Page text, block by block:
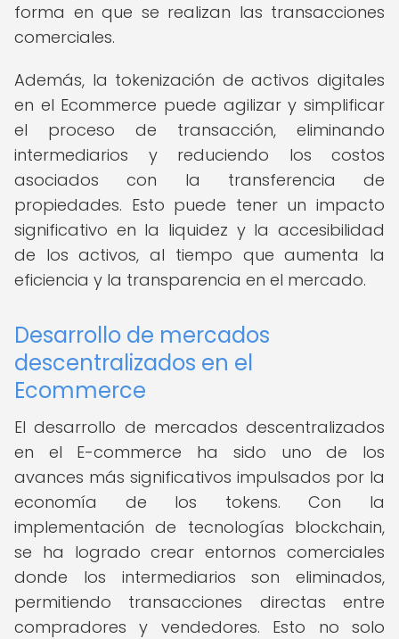
forma en que se realizan las transacciones
comerciales.
Además, la tokenización de activos digitales
en el Ecommerce puede agilizar y simplificar
el proceso de transacción, eliminando
intermediarios y reduciendo los costos
asociados con la transferencia de
propiedades. Esto puede tener un impacto
significativo en la liquidez y la accesibilidad
de los activos, al tiempo que aumenta la
eficiencia y la transparencia en el mercado.
Desarrollo de mercados
descentralizados en el
Ecommerce
El desarrollo de mercados descentralizados
en el E-commerce ha sido uno de los
avances más significativos impulsados por la
economía de los tokens. Con la
implementación de tecnologías blockchain,
se ha logrado crear entornos comerciales
donde los intermediarios son eliminados,
permitiendo transacciones directas entre
compradores y vendedores. Esto no solo